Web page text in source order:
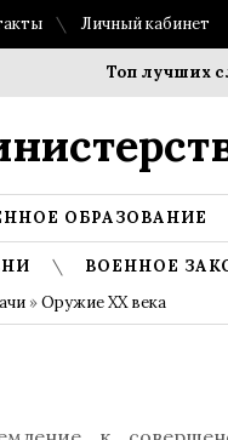
Личный кабинет
Топ лучших
ОБРАЗОВАНИЕ
ВОЕННОЕ
»Оружие XX века